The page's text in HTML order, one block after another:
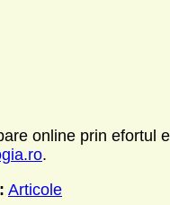
online prin efortul
.
Articole